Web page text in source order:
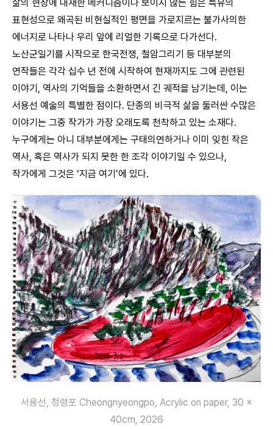
삶의 현장에 내재한 메커니즘이나 보이지 않는 힘은 특유의
표현성으로 왜곡된 비현실적인 평면을 가로지르는 불가사의한
에너지로 나타나 우리 앞에 리얼한 기록으로 다가선다.
노산군일기를 시작으로 한국전쟁, 철암그리기 등 대부분의
연작들은 각각 십수 년 전에 시작하여 현재까지도 그에 관련된
이야기, 역사의 기억들을 소환하면서 긴 궤적을 남기는데, 이는
서용선 예술의 특별한 점이다. 단종의 비극적 삶을 둘러싼 수많은
이야기는 그중 작가가 가장 오래도록 천착하고 있는 소재다.
누구에게는 아니 대부분에게는 구태의연하거나 이미 잊힌 작은
역사, 혹은 역사가 되지 못한 한 조각 이야기일 수 있으나,
작가에게 그것은 ‘지금 여기’에 있다.
서용선, 청령포 Cheongnyeongpo, Acrylic on paper, 30 ×
40cm, 2026